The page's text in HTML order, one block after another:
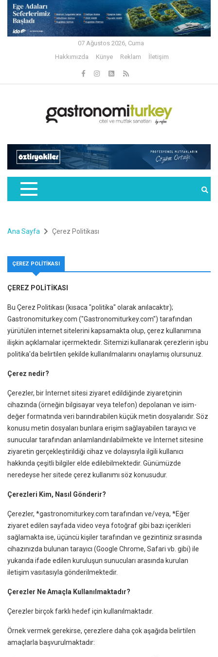
07 Ağustos 2026, Cuma
Hakkımızda
Künye Reklam İletişim
Ana Sayfa Çerez Politikası
ÇEREZ POLITIKASI
ÇEREZ POLİTİKASI
Bu Çerez Politikası (kısaca "politika" olarak anılacaktır);
Gastronomiturkey.com ("Gastronomiturkey.com") tarafından
yürütülen internet sitelerini kapsamakta olup, çerez kullanımına
ilişkin açıklamalar içermektedir. Sitemizi kullanarak çerezlerin işbu
politika'da belirtilen şekilde kullanılmalarını onaylamış olursunuz.
Çerez nedir?
Çerezler, bir İnternet sitesi ziyaret edildiğinde ziyaretçinin
cihazında (örneğin bilgisayar veya telefon) depolanan ve isim-
değer formatında veri barındırabilen küçük metin dosyalarıdır. Söz
konusu metin dosyaları bunlara erişim sağlayabilen tarayıcı ve
sunucular tarafından anlamlandırılabilmekte ve İnternet sitesine
ziyaretin gerçekleştirildiği cihaz ve dolayısıyla ilgili kullanıcı
hakkında çeşitli bilgiler elde edilebilmektedir. Günümüzde
neredeyse her sitede çerez kullanımı söz konusudur.
Çerezleri Kim, Nasıl Gönderir?
Çerezler, *gastronomiturkey.com tarafından ve/veya, *Eğer
ziyaret edilen sayfada video veya fotoğraf gibi bazı içerikleri
sağlamakta ise, üçüncü kişiler tarafından ve gezintiniz sırasında
cihazınızda bulunan tarayıcı (Google Chrome, Safari vb. gibi) ile
yukarıda ifade edilen kuruluşun sunucuları arasında kurulan
iletişim vasıtasıyla gönderilmektedir.
Çerezler Ne Amaçla Kullanılmaktadır?
Çerezler birçok farklı hedef için kullanılmaktadır.
Örnek vermek gerekirse, çerezlere daha çok aşağıda belirtilen
amaçlarla başvurulmaktadır: